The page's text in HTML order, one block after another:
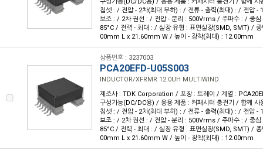
칩셋 : / 전압 - 2차(최대 부하) : / 전류 - 출력(최대) : / 전압 -
보조 : / 2차 권선 : / 전압 - 분리 : 500Vrms / 주파수 : / 중심
85°C / 전력 - 최대 : / 실장 유형 : 표면실장(SMD, SMT) /
00mm L x 21.60mm W / 높이 - 장착(최대) : 12.00mm
상품번호 : 3237003
PCA20EFD-U05S003
INDUCTOR/XFRMR 12.0UH MULTIWIND
제조사 : TDK Corporation / 포장 : 트레이 / 계열 :
구성가능(DC/DC용) / 응용 제품 : 커패시터 충전기 / 함께
칩셋 : / 전압 - 2차(최대 부하) : / 전류 - 출력(최대) : / 전압 -
보조 : / 2차 권선 : / 전압 - 분리 : 500Vrms / 주파수 : / 중심
85°C / 전력 - 최대 : / 실장 유형 : 표면실장(SMD, SMT) /
00mm L x 21.60mm W / 높이 - 장착(최대) : 12.00mm